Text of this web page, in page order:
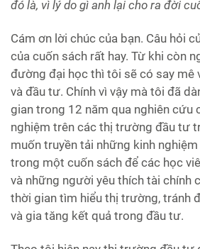
đó là, vì lý do gì anh lại cho ra đời
Cám ơn lời chúc của bạn. Câu hỏi
của cuốn sách rất hay. Từ khi còn
đường đại học thì tôi sẽ có say mê
và đầu tư. Chính vì vậy mà tôi đã
gian trong 12 năm qua nghiên cứu
nghiệm trên các thị trường đầu tư
muốn truyền tải những kinh
trong một cuốn sách để các học
và những người yêu thích tài chính
thời gian tìm hiểu thị trường, tránh
và gia tăng kết quả trong đầu tư.